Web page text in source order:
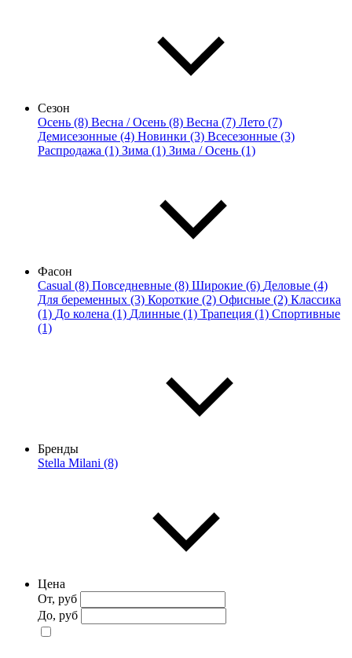
Сезон
Осень (8) Весна / Осень (8) Весна (7) Лето (7)
Демисезонные (4) Новинки (3) Всесезонные (3)
Распродажа (1) Зима (1) Зима / Осень (1)
Фасон
Casual (8) Повседневные (8) Широкие (6) Деловые (4)
Для беременных (3) Короткие (2) Офисные (2) Классика
(1) До колена (1) Длинные (1) Трапеция (1) Спортивные
(1)
Бренды
Stella Milani (8)
Цена
От, руб
До, руб